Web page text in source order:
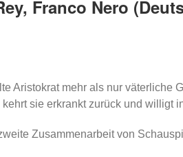
Franco Nero
Aristokrat mehr als nur väterliche
sie erkrankt zurück und willigt
Zusammenarbeit von